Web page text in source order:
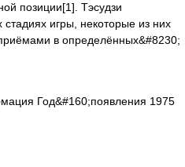
позиции[1]. Тэсудзи
игры, некоторые из них
в определённых&#8230;
Год&#160;появления 1975